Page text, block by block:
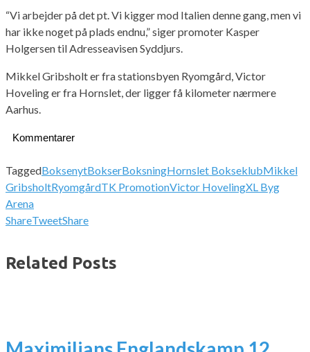
“Vi arbejder på det pt. Vi kigger mod Italien denne gang, men vi
har ikke noget på plads endnu,” siger promoter Kasper
Holgersen til Adresseavisen Syddjurs.
Mikkel Gribsholt er fra stationsbyen Ryomgård, Victor
Hoveling er fra Hornslet, der ligger få kilometer nærmere
Aarhus.
Kommentarer
TaggedBoksenytBokserBoksningHornslet BokseklubMikkel
GribsholtRyomgårdTK PromotionVictor HovelingXL Byg
Arena
ShareTweetShare
Related Posts